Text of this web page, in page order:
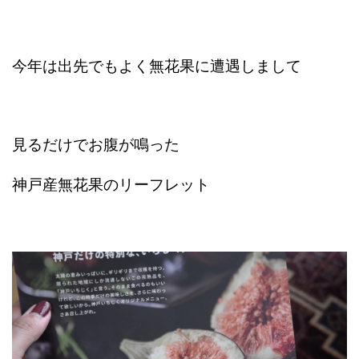
今年は出先でもよく無花果に遭遇しまして
見るだけでお腹が鳴った
神戸産無花果のリーフレット